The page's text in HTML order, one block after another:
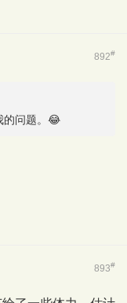
892#
的问题。😂
893#